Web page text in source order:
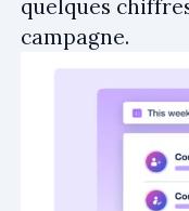
quelques
campagne.